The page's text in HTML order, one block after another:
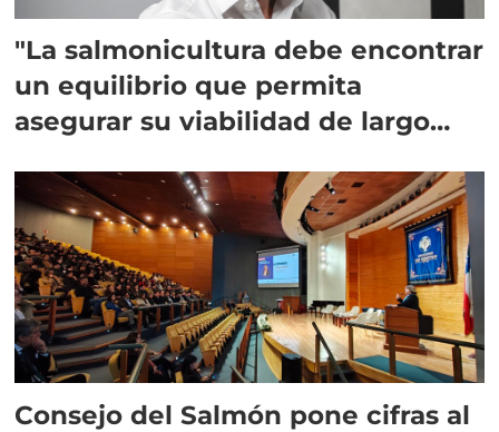
"La salmonicultura debe encontrar
un equilibrio que permita
asegurar su viabilidad de largo
Consejo del Salmón pone cifras al